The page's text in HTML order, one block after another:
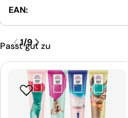
EAN:
Passt gut zu
1/9